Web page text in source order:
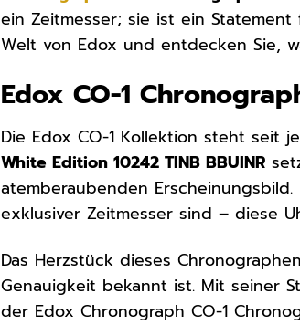
ein Zeitmesser; sie ist ein
Welt von Edox und entdecken Sie,
Edox CO-1
Die Edox CO-1 Kollektion steht seit
White Edition 10242 TINB BBUINR
atemberaubenden
exklusiver Zeitmesser sind – diese
Das Herzstück dieses
Genauigkeit bekannt ist. Mit seiner
der Edox Chronograph CO-1